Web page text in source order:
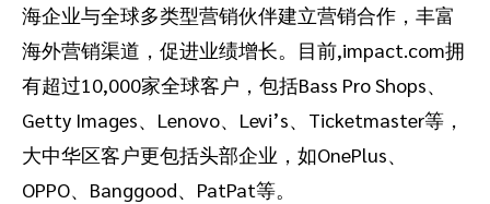
海企业与全球多类型营销伙伴建立营销合作，丰富
海外营销渠道，促进业绩增长。目前,impact.com拥
有超过10,000家全球客户，包括Bass Pro Shops、
Getty Images、Lenovo、Levi’s、Ticketmaster等，
大中华区客户更包括头部企业，如OnePlus、
OPPO、Banggood、PatPat等。